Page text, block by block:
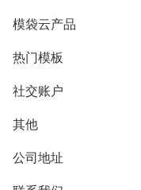
模袋云产品
别墅设计营销
模型协同展示分享
别墅社区
热门模板
欧式别墅
中式别墅
社交账户
B站
抖音
微信公众号
其他
用户服务协议
隐私政策
公司地址